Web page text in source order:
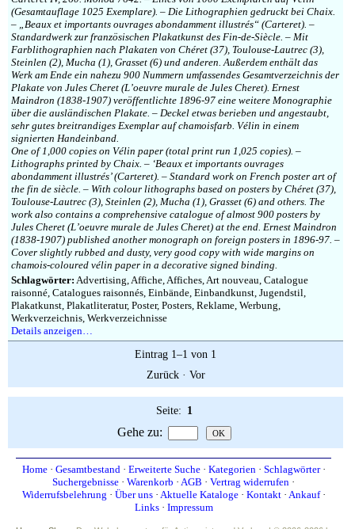
(Gesamtauflage 1025 Exemplare). – Die Lithographien gedruckt bei Chaix.
– „Beaux et importants ouvrages abondamment illustrés“ (Carteret). –
Standardwerk zur französischen Plakatkunst des Fin-de-Siècle. – Mit
Farblithographien nach Plakaten von Chéret (37), Toulouse-Lautrec (3),
Steinlen (2), Mucha (1), Grasset (6) und anderen. Außerdem enthält das
Werk am Ende ein nahezu 900 Nummern umfassendes Gesamtverzeichnis der
Plakate von Jules Cheret (L’oeuvre murale de Jules Cheret). Ernest
Maindron (1838-1907) veröffentlichte 1896-97 eine weitere Monographie
über die ausländischen Plakate. – Deckel etwas berieben und angestaubt,
sehr gutes breitrandiges Exemplar auf chamoisfarb. Vélin in einem
signierten Handeinband.
One of 1,000 copies on Vélin paper (total print run 1,025 copies). –
Lithographs printed by Chaix. – ‘Beaux et importants ouvrages
abondamment illustrés’ (Carteret). – Standard work on French poster art of
the fin de siècle. – With colour lithographs based on posters by Chéret (37),
Toulouse-Lautrec (3), Steinlen (2), Mucha (1), Grasset (6) and others. The
work also contains a comprehensive catalogue of almost 900 posters by
Jules Cheret (L’oeuvre murale de Jules Cheret) at the end. Ernest Maindron
(1838-1907) published another monograph on foreign posters in 1896-97. –
Cover slightly rubbed and dusty, very good copy with wide margins on
chamois-coloured vélin paper in a decorative signed binding.
Schlagwörter: Advertising, Affiche, Affiches, Art nouveau, Catalogue
raisonné, Catalogues raisonnés, Einbände, Einbandkunst, Jugendstil,
Plakatkunst, Plakatliteratur, Poster, Posters, Reklame, Werbung,
Werkverzeichnis, Werkverzeichnisse
Details anzeigen…
Eintrag 1–1 von 1
Zurück· Vor
Seite: 1
Gehe zu:
Home· Gesamtbestand· Erweiterte Suche· Kategorien· Schlagwörter·
Suchergebnisse · Warenkorb · AGB · Vertrag widerrufen ·
Widerrufsbelehrung · Über uns· Aktuelle Kataloge· Kontakt· Ankauf·
Links· Impressum